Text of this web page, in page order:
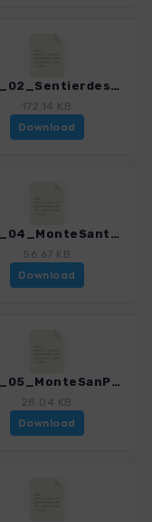
Kors_02_SentierdesDouaniers_4280_18.gpx
172.14 KB
Download
Kors_04_MonteSantAngelu_4280_18.gpx
56.67 KB
Download
Kors_05_MonteSanPetrone_4280_18.gpx
28.04 KB
Download